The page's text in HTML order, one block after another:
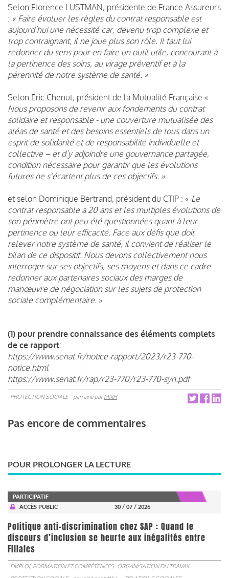
Selon Florence LUSTMAN, présidente de France Assureurs
: « Faire évoluer les règles du contrat responsable est
aujourd’hui une nécessité car, devenu trop complexe et
trop contraignant, il ne joue plus son rôle. Il faut lui
redonner du sens pour en faire un outil utile, concourant à
la pertinence des soins, au virage préventif et à la
pérennité de notre système de santé. »
Selon Eric Chenut, président de la Mutualité Française «
Nous proposons de revenir aux fondements du contrat
solidaire et responsable - une couverture mutualisée des
aléas de santé et des besoins essentiels de tous dans un
esprit de solidarité et de responsabilité individuelle et
collective – et d’y adjoindre une gouvernance partagée,
condition nécessaire pour garantir que les évolutions
futures ne s’écartent plus de ces objectifs. »
et selon Dominique Bertrand, président du CTIP : « Le
contrat responsable a 20 ans et les multiples évolutions de
son périmètre ont peu été questionnées quant à leur
pertinence ou leur efficacité. Face aux défis que doit
relever notre système de santé, il convient de réaliser le
bilan de ce dispositif. Nous devons collectivement nous
interroger sur ses objectifs, ses moyens et dans ce cadre
redonner aux partenaires sociaux des marges de
manœuvre de négociation sur les sujets de protection
sociale complémentaire. »
(1) pour prendre connaissance des éléments complets
de ce rapport:
https://www.senat.fr/notice-rapport/2023/r23-770-
notice.html
https://www.senat.fr/rap/r23-770/r23-770-syn.pdf
PROTECTION SOCIALE parrainé parMNH
Pas encore de commentaires
POUR PROLONGER LA LECTURE
PARTICIPATIF
ACCÈS PUBLIC
30 / 07 / 2026
Politique anti-discrimination chez SAP : Quand le
discours d’inclusion se heurte aux inégalités entre
Filiales
EMPLOI, FORMATION ET COMPÉTENCES ORGANISATION DU TRAVAIL